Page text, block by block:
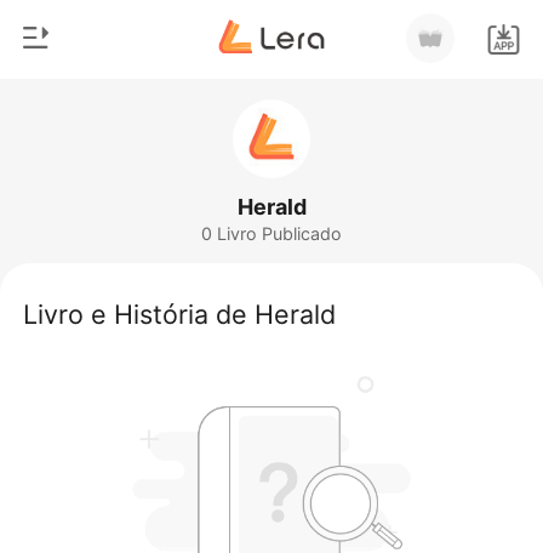
Lobisomem
Herald
0 Livro Publicado
Livro e História de Herald